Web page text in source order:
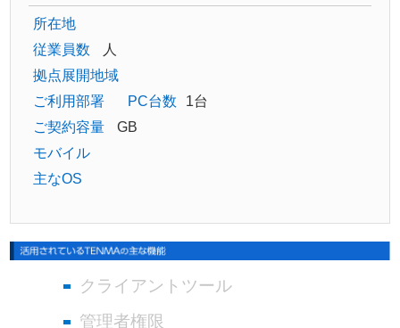
所在地
従業員数
人
拠点展開地域
ご利用部署
PC台数
1台
ご契約容量
GB
モバイル
主なOS
クライアントツール
管理者権限